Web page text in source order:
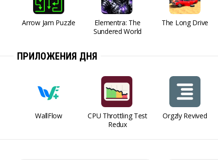
Arrow Jam Puzzle
Elementra: The
Sundered World
The Long Drive
ПРИЛОЖЕНИЯ ДНЯ
WallFlow
CPU Throttling Test
Redux
Orgzly Revived